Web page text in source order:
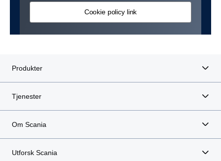
Cookie policy link
Produkter
Tjenester
Om Scania
Utforsk Scania